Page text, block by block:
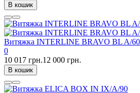
В кошик
Витяжка INTERLINE BRAVO BL A/
0
10 017 грн.12 000 грн.
В кошик